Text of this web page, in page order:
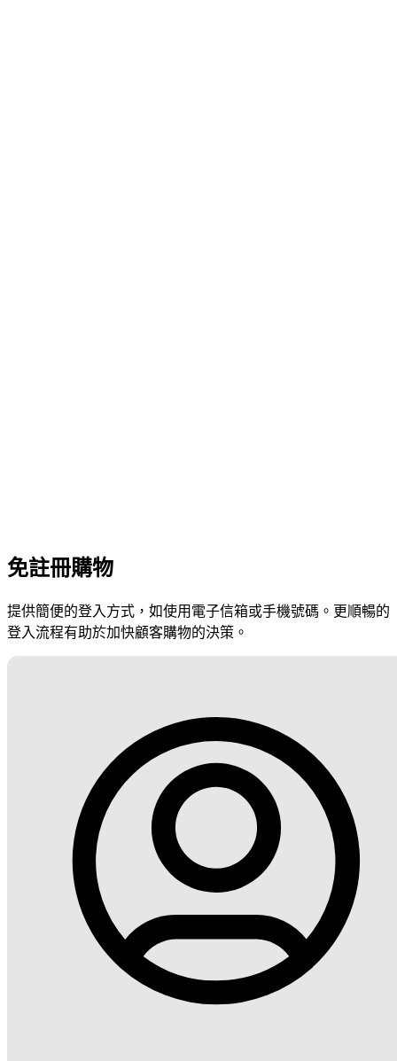
免註冊購物
提供簡便的登入方式，如使用電子信箱或手機號碼。更順暢的
登入流程有助於加快顧客購物的決策。